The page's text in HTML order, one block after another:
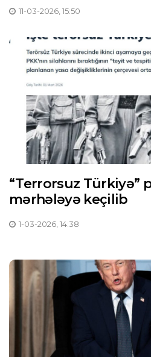
11-03-2026, 15:50
“Terrorsuz Türkiyə”
mərhələyə keçilib
1-03-2026, 14:38